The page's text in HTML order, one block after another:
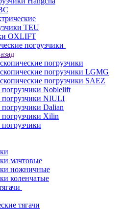
TEU
OXLIFT
погрузчики
погрузчики
погрузчики LGMG
погрузчики SAEZ
Noblelift
NIULI
Dalian
Xilin
мачтовые
ножничные
коленчатые
тягачи